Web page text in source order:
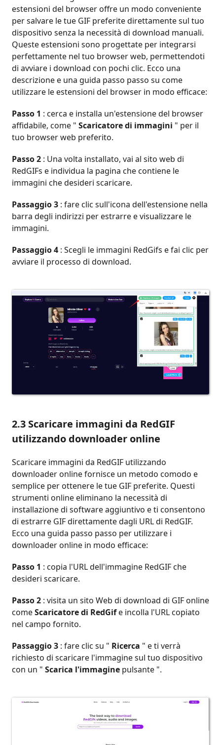
estensioni del browser offre un modo conveniente
per salvare le tue GIF preferite direttamente sul tuo
dispositivo senza la necessità di download manuali.
Queste estensioni sono progettate per integrarsi
perfettamente nel tuo browser web, permettendoti
di avviare i download con pochi clic. Ecco una
descrizione e una guida passo passo su come
utilizzare le estensioni del browser in modo efficace:
Passo 1 : cerca e installa un'estensione del browser
affidabile, come " Scaricatore di immagini " per il
tuo browser web preferito.
Passo 2 : Una volta installato, vai al sito web di
RedGIFs e individua la pagina che contiene le
immagini che desideri scaricare.
Passaggio 3 : fare clic sull'icona dell'estensione nella
barra degli indirizzi per estrarre e visualizzare le
immagini.
Passaggio 4 : Scegli le immagini RedGifs e fai clic per
avviare il processo di download.
2.3 Scaricare immagini da RedGIF
utilizzando downloader online
Scaricare immagini da RedGIF utilizzando
downloader online fornisce un metodo comodo e
semplice per ottenere le tue GIF preferite. Questi
strumenti online eliminano la necessità di
installazione di software aggiuntivo e ti consentono
di estrarre GIF direttamente dagli URL di RedGIF.
Ecco una guida passo passo per utilizzare i
downloader online in modo efficace:
Passo 1 : copia l'URL dell'immagine RedGIF che
desideri scaricare.
Passo 2 : visita un sito Web di download di GIF online
comeScaricatore di RedGife incolla l'URL copiato
nel campo fornito.
Passaggio 3 : fare clic su " Ricerca " e ti verrà
richiesto di scaricare l'immagine sul tuo dispositivo
con un " Scarica l'immagine pulsante ".